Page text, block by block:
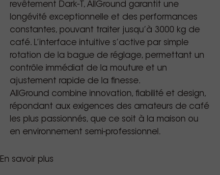
revêtement Dark-T, AllGround garantit une
longévité exceptionnelle et des performances
constantes, pouvant traiter jusqu’à 3000 kg de
café. L’interface intuitive s’active par simple
rotation de la bague de réglage, permettant un
contrôle immédiat de la mouture et un
ajustement rapide de la finesse.
AllGround combine innovation, fiabilité et design,
répondant aux exigences des amateurs de café
les plus passionnés, que ce soit à la maison ou
en environnement semi-professionnel.
En savoir plus